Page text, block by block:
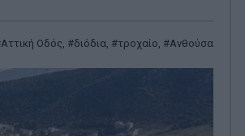
Αττική Οδός, διόδια, τροχαίο, Ανθούσα